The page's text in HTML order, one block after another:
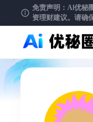
免责声明：Al优秘
资理财建议。请确